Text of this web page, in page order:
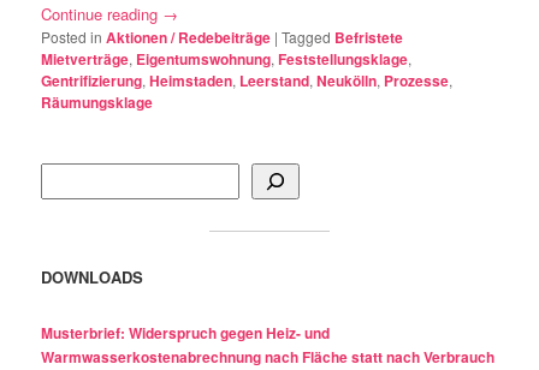
Continue reading →
Posted in Aktionen / Redebeiträge |Tagged Befristete
Mietverträge, Eigentumswohnung,Feststellungsklage,
Gentrifizierung,Heimstaden, Leerstand,Neukölln, Prozesse,
Räumungsklage
DOWNLOADS
Musterbrief: Widerspruch gegen Heiz- und
Warmwasserkostenabrechnung nach Fläche statt nach Verbrauch